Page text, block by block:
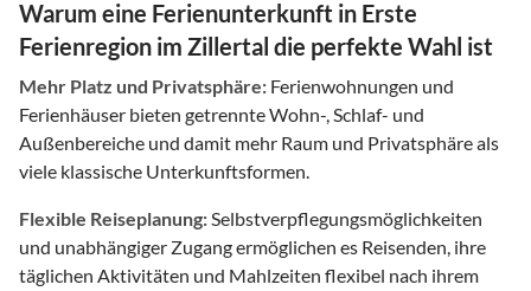
Warum eine Ferienunterkunft in Erste
Ferienregion im Zillertal die perfekte Wahl ist
Mehr Platz und Privatsphäre: Ferienwohnungen und
Ferienhäuser bieten getrennte Wohn-, Schlaf- und
Außenbereiche und damit mehr Raum und Privatsphäre als
viele klassische Unterkunftsformen.
Flexible Reiseplanung:Selbstverpflegungsmöglichkeiten
und unabhängiger Zugang ermöglichen es Reisenden, ihre
täglichen Aktivitäten und Mahlzeiten flexibel nach ihrem